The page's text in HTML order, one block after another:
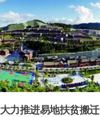
大力推进易地扶贫搬迁